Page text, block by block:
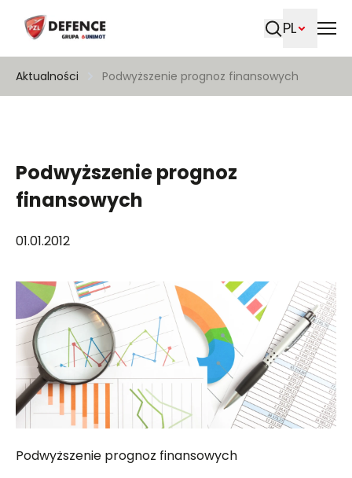
PL
Aktualności Podwyższenie prognoz finansowych
Podwyższenie prognoz
finansowych
01.01.2012
Podwyższenie prognoz finansowych